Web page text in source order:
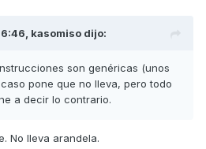
kasomiso dijo:
son genéricas (unos
pone que no lleva, pero todo
a decir lo contrario.
No lleva arandela.